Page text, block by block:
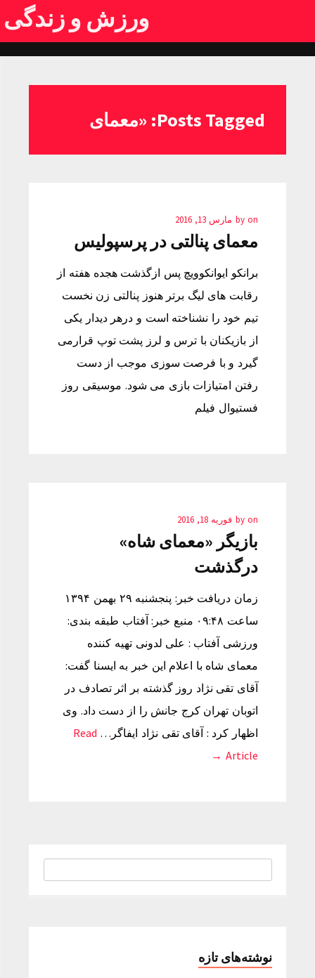
ورزش و زندگی
Posts Tagged: «معمای
by on مارس 13, 2016
معمای پنالتی در پرسپولیس
برانکو ایوانکوویچ پس ازگذشت هجده هفته از
رقابت های لیگ برتر هنوز پنالتی زن نخست
تیم خود را نشناخته است و درهر دیدار یکی
از بازیکنان با ترس و لرز پشت توپ قرارمی
گیرد و با فرصت سوزی موجب از دست
رفتن امتیازات بازی می شود. موسیقی روز
فستیوال فیلم
by on فوریه 18, 2016
بازیگر «معمای شاه»
درگذشت
زمان دریافت خبر: پنجشنبه ۲۹ بهمن ۱۳۹۴
ساعت ۰۹:۴۸ منبع خبر: آفتاب طبقه بندی:
ورزشی آفتاب : علی لدونی تهیه کننده
معمای شاه با اعلام این خبر به ایسنا گفت:
آقای تقی نژاد روز گذشته بر اثر تصادف در
اتوبان تهران کرج جانش را از دست داد. وی
اظهار کرد : آقای تقی نژاد ایفاگر… Read
Article →
نوشته‌های تازه